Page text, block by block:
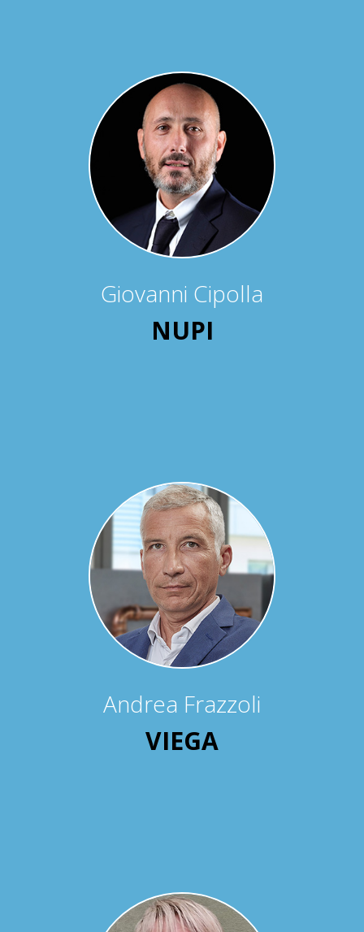
Giovanni Cipolla
NUPI
Andrea Frazzoli
VIEGA